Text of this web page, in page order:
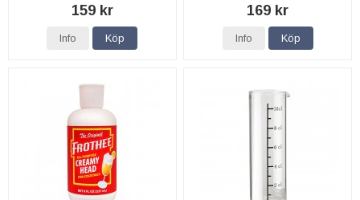
159 kr
Info Köp
169 kr
Info Köp